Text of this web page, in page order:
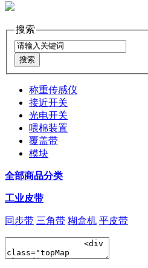
搜索
称重传感仪
接近开关
光电开关
喂棉装置
覆盖带
模块
全部商品分类
工业皮带
同步带 三角带 糊盒机 平皮带